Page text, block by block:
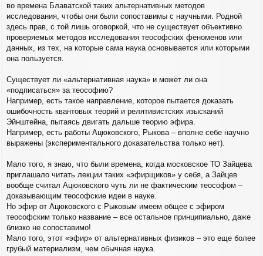
во времена Блаватской таких альтернативных методов
исследования, чтобы они были сопоставимы с научными. Родной
здесь прав, с той лишь оговоркой, что не существует объективно
проверяемых методов исследования теософских феноменов или
данных, из тех, на которые сама наука основывается или которыми
она пользуется.
Существует ли «альтернативная наука» и может ли она
«подписаться» за теософию?
Например, есть такое направление, которое пытается доказать
ошибочность квантовых теорий и релятивистских изысканий
Эйнштейна, пытаясь двигать дальше теорию эфира.
Например, есть работы Ацюковского, Рыкова – вполне себе научно
выражены (экспериментального доказательства только нет).
Мало того, я знаю, что были времена, когда московское ТО Зайцева
приглашало читать лекции таких «эфирщиков» у себя, а Зайцев
вообще считал Ацюковского чуть ли не фактическим теософом –
доказывающим теософские идеи в науке.
Но эфир от Ацюковского с Рыковым имеем общее с эфиром
теософским только название – все остальное принципиально, даже
близко не сопоставимо!
Мало того, этот «эфир» от альтернативных физиков – это еще более
грубый материализм, чем обычная наука.